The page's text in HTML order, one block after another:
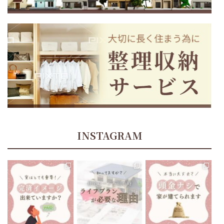
INSTAGRAM
tomoe_kikuchi_lifeplan
住宅ローン返済中、70歳
あたりでお金が足りなく
なることに、気づくことに
なったら…...
12月 13
tomoe_kikuchi_lifeplan
今までにない大きな買い
物になるマイホーム🏘
...
tomoe_kikuchi_lifeplan
“頭金ナシで家が建てられ
ます”と聞いたりしますよ
ね🤔
...
12月 8